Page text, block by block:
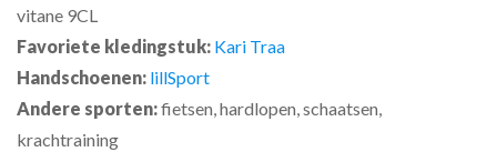
vitane 9CL
Favoriete kledingstuk: Kari Traa
Handschoenen: lillSport
Andere sporten:fietsen, hardlopen, schaatsen,
krachtraining